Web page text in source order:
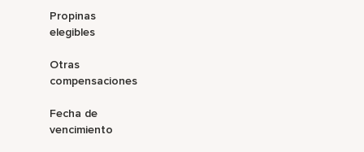
Propinas
elegibles
Otras
compensaciones
Fecha de
vencimiento